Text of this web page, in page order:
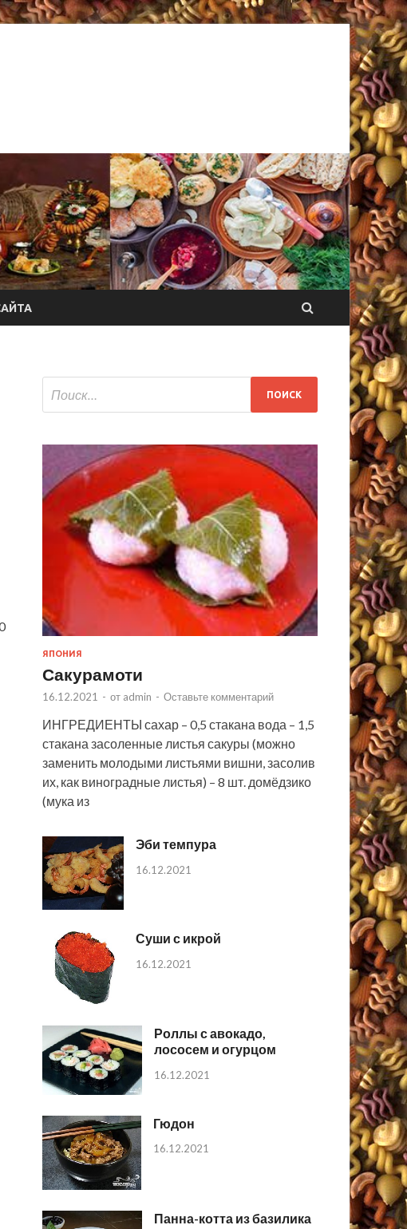
ЯПОНИЯ
Сакурамоти
16.12.2021 - от admin - Оставьте комментарий
ИНГРЕДИЕНТЫ сахар – 0,5 стакана вода – 1,5
стакана засоленные листья сакуры (можно
заменить молодыми листьями вишни, засолив
их, как виноградные листья) – 8 шт. домёдзико
(мука из
Эби темпура
16.12.2021
Суши с икрой
16.12.2021
Роллы с авокадо,
лососем и огурцом
16.12.2021
Гюдон
16.12.2021
Панна-котта из базилика